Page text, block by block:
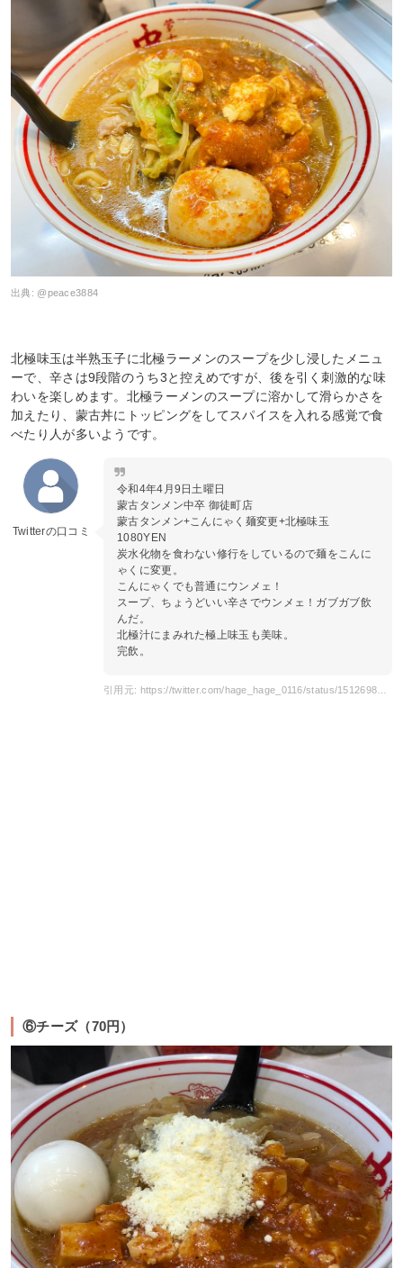
出典: @peace3884
北極味玉は半熟玉子に北極ラーメンのスープを少し浸したメニュ
ーで、辛さは9段階のうち3と控えめですが、後を引く刺激的な味
わいを楽しめます。北極ラーメンのスープに溶かして滑らかさを
加えたり、蒙古丼にトッピングをしてスパイスを入れる感覚で食
べたり人が多いようです。
Twitterの口コミ
令和4年4月9日土曜日
蒙古タンメン中卒 御徒町店
蒙古タンメン+こんにゃく麺変更+北極味玉
1080YEN
炭水化物を食わない修行をしているので麺をこんに
ゃくに変更。
こんにゃくでも普通にウンメェ！
スープ、ちょうどいい辛さでウンメェ！ガブガブ飲
んだ。
北極汁にまみれた極上味玉も美味。
完飲。
引用元: https://twitter.com/hage_hage_0116/status/1512698539734110208
⑥チーズ（70円）